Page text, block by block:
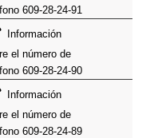
609-28-24-91
Información
el número de
609-28-24-90
Información
el número de
609-28-24-89